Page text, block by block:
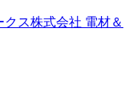
ス株式会社 電材＆